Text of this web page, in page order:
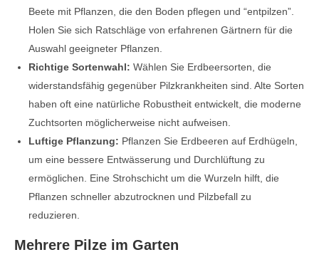
Beete mit Pflanzen, die den Boden pflegen und “entpilzen”.
Holen Sie sich Ratschläge von erfahrenen Gärtnern für die
Auswahl geeigneter Pflanzen.
Richtige Sortenwahl: Wählen Sie Erdbeersorten, die
widerstandsfähig gegenüber Pilzkrankheiten sind. Alte Sorten
haben oft eine natürliche Robustheit entwickelt, die moderne
Zuchtsorten möglicherweise nicht aufweisen.
Luftige Pflanzung: Pflanzen Sie Erdbeeren auf Erdhügeln,
um eine bessere Entwässerung und Durchlüftung zu
ermöglichen. Eine Strohschicht um die Wurzeln hilft, die
Pflanzen schneller abzutrocknen und Pilzbefall zu
reduzieren.
Mehrere Pilze im Garten